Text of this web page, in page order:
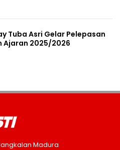
Tuba Asri Gelar Pelepasan
Ajaran 2025/2026
Madura